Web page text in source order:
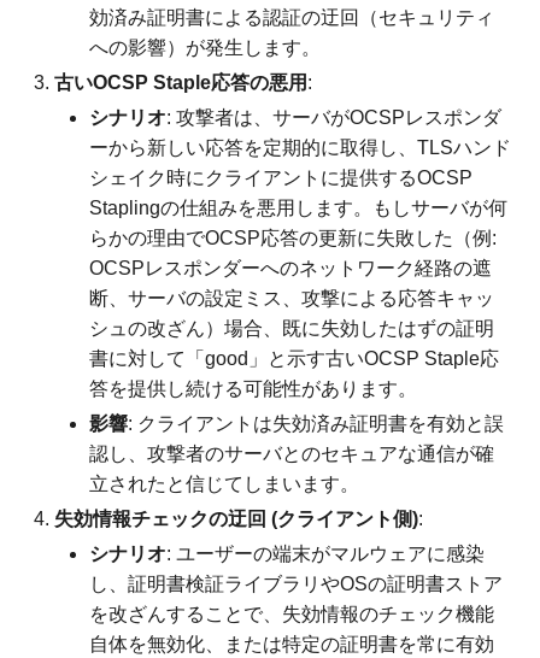
効済み証明書による認証の迂回（セキュリティ
への影響）が発生します。
古いOCSP Staple応答の悪用 :
シナリオ: 攻撃者は、サーバがOCSPレスポンダ
ーから新しい応答を定期的に取得し、TLSハンド
シェイク時にクライアントに提供するOCSP
Staplingの仕組みを悪用します。もしサーバが何
らかの理由でOCSP応答の更新に失敗した（例:
OCSPレスポンダーへのネットワーク経路の遮
断、サーバの設定ミス、攻撃による応答キャッ
シュの改ざん）場合、既に失効したはずの証明
書に対して「good」と示す古いOCSP Staple応
答を提供し続ける可能性があります。
影響: クライアントは失効済み証明書を有効と誤
認し、攻撃者のサーバとのセキュアな通信が確
立されたと信じてしまいます。
失効情報チェックの迂回 (クライアント側):
シナリオ: ユーザーの端末がマルウェアに感染
し、証明書検証ライブラリやOSの証明書ストア
を改ざんすることで、失効情報のチェック機能
自体を無効化、または特定の証明書を常に有効